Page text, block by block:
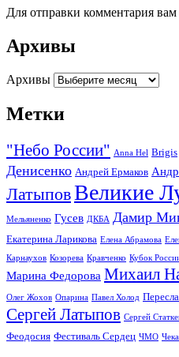
Для отправки комментария
Архивы
Архивы
Метки
"Небо России" Anna Hel Brigis
Денисенко Андрей Ермаков
ЛатыповВеликие
Мельяненко Гусев ДКБА Дамир
Екатерина Ларикова Елена Абрамова
Карнаухов Козорева Кравченко Кубок
Марина Федорова Михаил
Олег Жохов Опарина Павел Холод
Сергей Латыпов Сергей
Феодосия Фестиваль Сердец ЧМО